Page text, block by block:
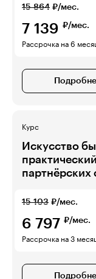
15 864 ₽/мес.
7 139 ₽/мес.
Рассрочка на 6
Курс
Искусство
партнёрских
15 103 ₽/мес.
6 797 ₽/мес.
Рассрочка на 3